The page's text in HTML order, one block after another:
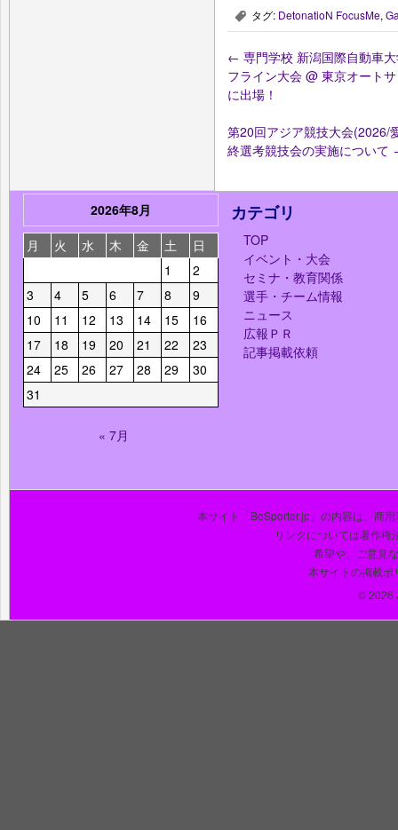
, タグ: DetonatioN FocusMe,
← 専門学校 新潟国際自動車
フライン大会 @ 東京オート
に出場！
第20回アジア競技大会(2026/
終選考競技会の実施について
2026年8月
月
火 水 木 金 土
日
1
2
3
4 5 6 7 8
9
10
11 12 13 14 15
16
17
18 19 20 21 22
23
24
25 26 27 28 29
30
31
« 7月
カテゴリ
TOP
イベント・大会
セミナ・教育関係
選手・チーム情報
ニュース
広報ＰＲ
記事掲載依頼
本サイト「BeSporter.jp」の内容は、商
リンクについては著作権
希望や、ご意見
本サイトの掲載ポ
© 2026